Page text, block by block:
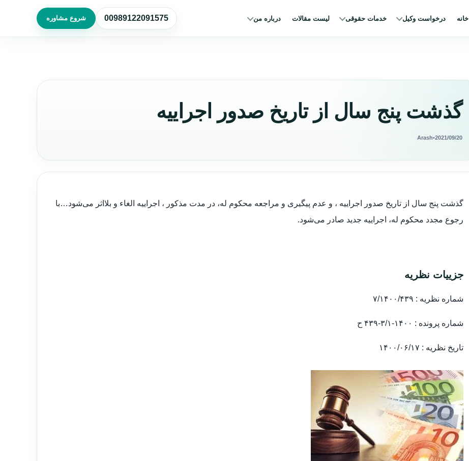
خانه درخواست وکیل خدمات حقوقی لیست مقالات درباره من 00989122091575 شروع مشاوره
گذشت پنج سال از تاریخ صدور اجراییه
2021/09/20
•
Arash
گذشت پنج سال از تاریخ صدور اجراییه ، و عدم پیگیری و مراجعه محکوم له، در مدت مذکور ، اجراییه الغاء و بلااثر می‌شود…با
رجوع مجدد محکوم له، اجراییه جدید صادر می‌شود.
جزییات نظریه
شماره نظریه : ۷/۱۴۰۰/۴۳۹
شماره پرونده : ۱۴۰۰-۳/۱-۴۳۹ ح
تاریخ نظریه : ۱۴۰۰/۰۶/۱۷